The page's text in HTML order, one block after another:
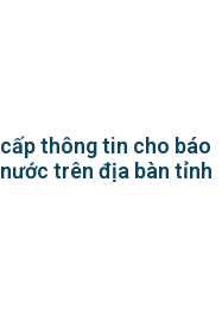
thông tin cho báo
trên địa bàn tỉnh